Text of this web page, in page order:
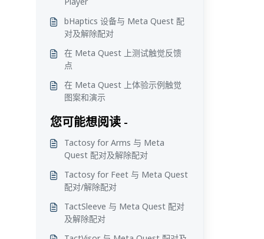
bHaptics 设备与 Meta Quest 配
对及解除配对
在 Meta Quest 上测试触觉反馈
点
在 Meta Quest 上体验示例触觉
图案和演示
您可能想阅读 -
Tactosy for Arms 与 Meta
Quest 配对及解除配对
Tactosy for Feet 与 Meta Quest
配对/解除配对
TactSleeve 与 Meta Quest 配对
及解除配对